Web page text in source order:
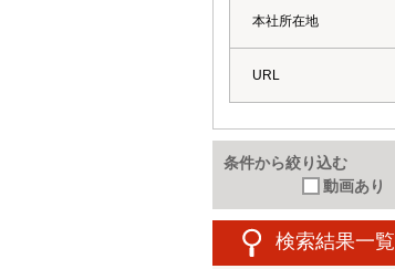
本社所在地
URL
条件から絞り込む
動画あり
検索結果一覧